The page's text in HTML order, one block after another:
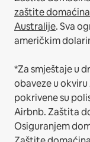
zaštite
Australije. Sva
američkim
*Za smještaje u
obaveze u
pokrivene su
Airbnb. Zaštita
Osiguranjem